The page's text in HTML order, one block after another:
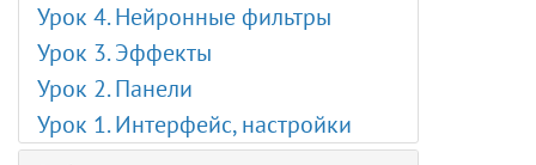
Урок 4. Нейронные фильтры
Урок 3. Эффекты
Урок 2. Панели
Урок 1. Интерфейс, настройки